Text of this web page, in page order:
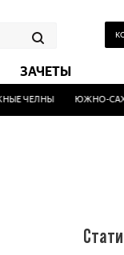
ЗАЧЕТЫ
ЧЕЛНЫ ЮЖНО-